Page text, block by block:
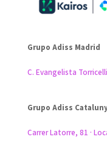
Grupo Adiss Madrid
C. Evangelista
Grupo Adiss
Carrer Latorre, 81 ·